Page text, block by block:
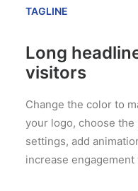
TAGLINE
Long
visitors
Change the color to
your logo, choose
settings, add
increase